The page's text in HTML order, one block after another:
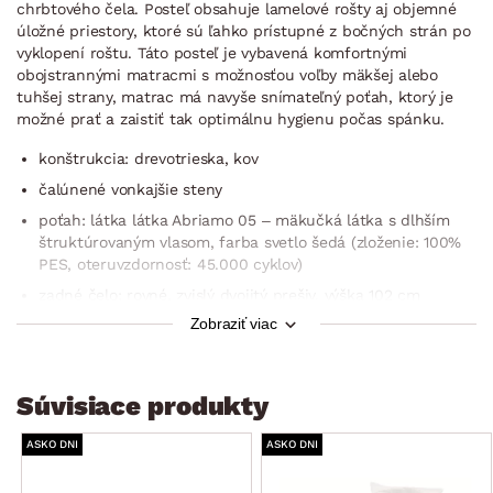
chrbtového čela. Posteľ obsahuje lamelové rošty aj objemné
úložné priestory, ktoré sú ľahko prístupné z bočných strán po
vyklopení roštu. Táto posteľ je vybavená komfortnými
obojstrannými matracmi s možnosťou voľby mäkšej alebo
tuhšej strany, matrac má navyše snímateľný poťah, ktorý je
možné prať a zaistiť tak optimálnu hygienu počas spánku.
konštrukcia: drevotrieska, kov
čalúnené vonkajšie steny
poťah: látka látka Abriamo 05 – mäkučká látka s dlhším
štruktúrovaným vlasom, farba svetlo šedá (zloženie: 100%
PES, oteruvzdornosť: 45.000 cyklov)
plocha lôžka: 180×200 cm
dvojité vrecká, bez polohovania, výklopná funkcia, nosnosť
do 130 kg)
2× matrac typ Nelly plus – voľne uložený (2× matrac
Zobraziť viac
Súvisiace produkty
ASKO DNI ASKO DNI